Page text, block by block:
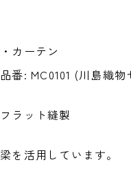
・カーテン
品番: MC0101 (川島織物
フラット縫製
梁を活用しています。